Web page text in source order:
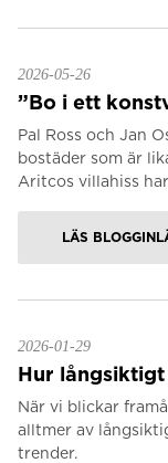
2026-05-26
”Bo i ett
Pal Ross och Jan
bostäder som är
Aritcos villahiss
LÄS
2026-01-29
Hur
När vi blickar
alltmer av
trender.